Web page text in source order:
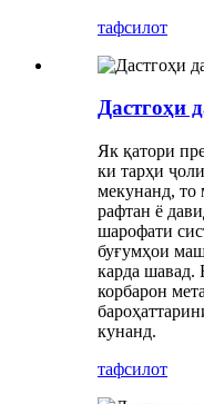
тафсилот
Дастгоҳи
Як қатори
ки тарҳи
мекунанд, то
рафтан ё
шарофати
буғумҳои
карда шавад.
корбарон
кунанд.
тафсилот